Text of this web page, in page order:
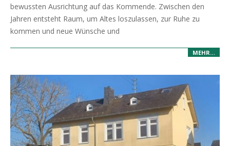
bewussten Ausrichtung auf das Kommende. Zwischen den
Jahren entsteht Raum, um Altes loszulassen, zur Ruhe zu
kommen und neue Wünsche und
MEHR…